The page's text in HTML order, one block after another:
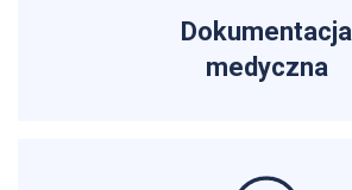
Dokumentacja
medyczna